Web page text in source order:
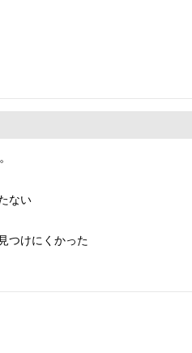
ない
見つけにくかった